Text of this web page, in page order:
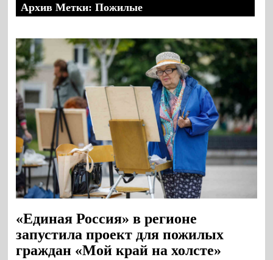
Архив Метки: Пожилые
«Единая Россия» в регионе
запустила проект для пожилых
граждан «Мой край на холсте»